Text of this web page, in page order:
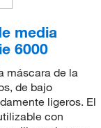
media
6000
máscara de la
de bajo
ligeros. El
con